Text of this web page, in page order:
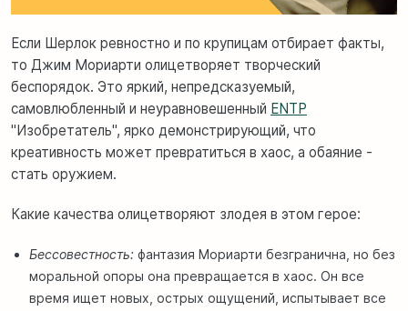
Если Шерлок ревностно и по крупицам отбирает факты,
то Джим Мориарти олицетворяет творческий
беспорядок. Это яркий, непредсказуемый,
самовлюбленный и неуравновешенный ENTP
"Изобретатель", ярко демонстрирующий, что
креативность может превратиться в хаос, а обаяние -
стать оружием.
Какие качества олицетворяют злодея в этом герое:
Бессовестность: фантазия Мориарти безгранична, но без
моральной опоры она превращается в хаос. Он все
время ищет новых, острых ощущений, испытывает все